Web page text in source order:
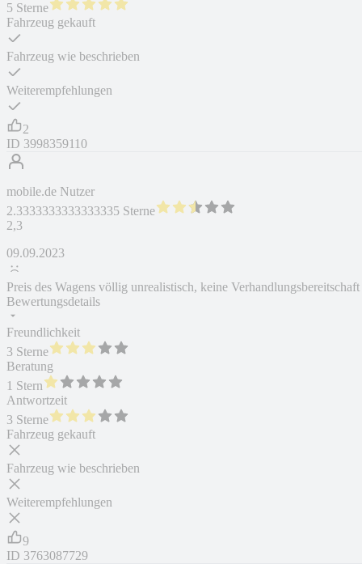
5 Sterne
Fahrzeug gekauft
Fahrzeug wie beschrieben
Weiterempfehlungen
2
ID 3998359110
mobile.de Nutzer
2.3333333333333335 Sterne
2,3
09.09.2023
Preis des Wagens völlig unrealistisch, keine Verhandlungsbereitschaft
Bewertungsdetails
Freundlichkeit
3 Sterne
Beratung
1 Stern
Antwortzeit
3 Sterne
Fahrzeug gekauft
Fahrzeug wie beschrieben
Weiterempfehlungen
9
ID 3763087729